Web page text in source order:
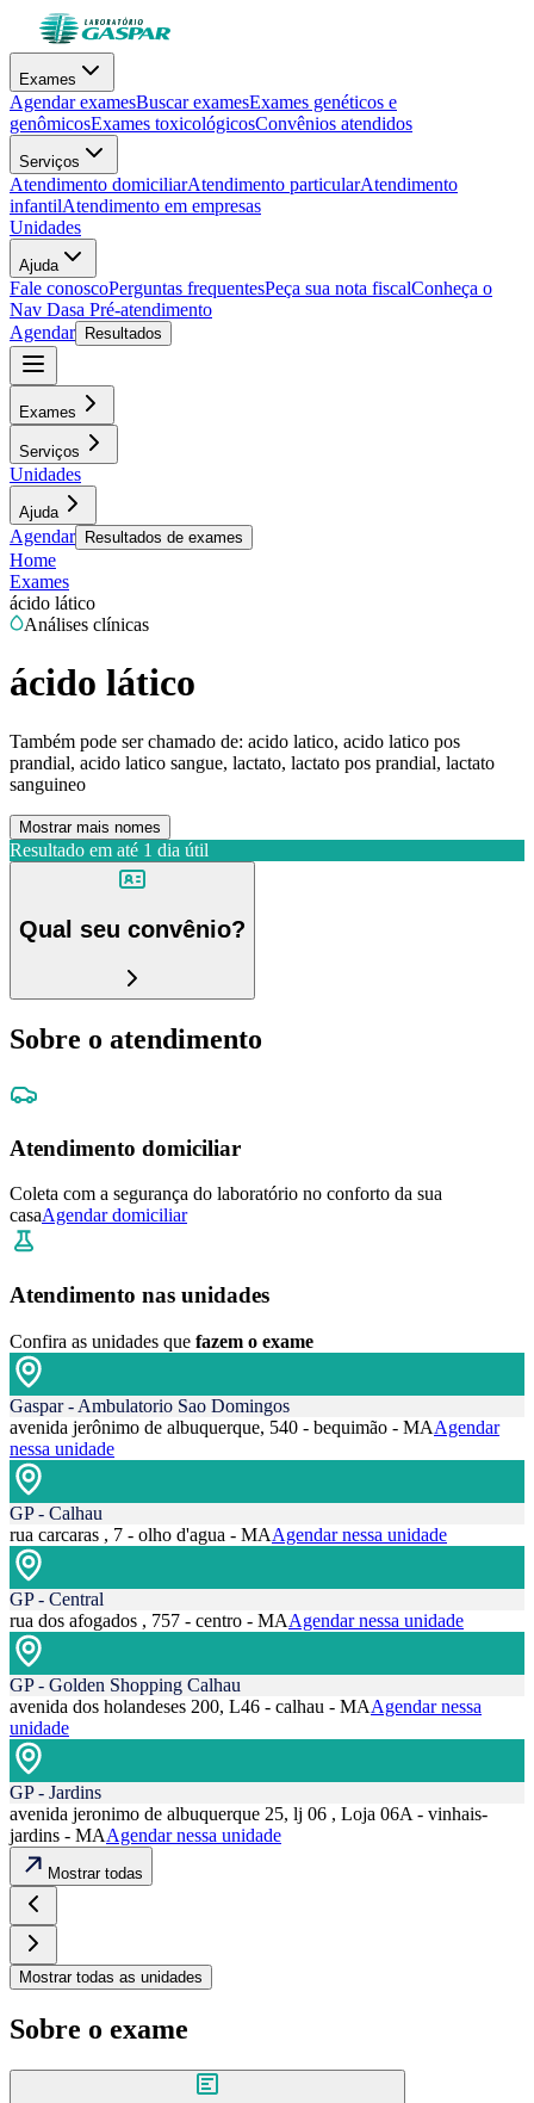
Exames
Agendar examesBuscar examesExames genéticos e
genômicosExames toxicológicosConvênios atendidos
Serviços
Atendimento domiciliarAtendimento particularAtendimento
infantilAtendimento em empresas
Unidades
Ajuda
Fale conoscoPerguntas frequentesPeça sua nota fiscalConheça o
Nav Dasa Pré-atendimento
Agendar
Resultados
Exames
Serviços
Unidades
Ajuda
Agendar Resultados de exames
Home
Exames
ácido lático
Análises clínicas
ácido lático
Também pode ser chamado de: acido latico, acido latico pos
prandial, acido latico sangue, lactato, lactato pos prandial, lactato
sanguineo
Mostrar mais nomes
Resultado em até 1 dia útil
Qual seu convênio?
Sobre o atendimento
Atendimento domiciliar
Coleta com a segurança do laboratório no conforto da sua
casaAgendar domiciliar
Atendimento nas unidades
Confira as unidades que fazem o exame
Gaspar - Ambulatorio Sao Domingos
avenida jerônimo de albuquerque, 540 - bequimão - MAAgendar
nessa unidade
GP - Calhau
rua carcaras , 7 - olho d'agua - MAAgendar nessa unidade
GP - Central
rua dos afogados , 757 - centro - MAAgendar nessa unidade
GP - Golden Shopping Calhau
avenida dos holandeses 200, L46 - calhau - MAAgendar nessa
unidade
GP - Jardins
avenida jeronimo de albuquerque 25, lj 06 , Loja 06A - vinhais-
jardins - MAAgendar nessa unidade
Mostrar todas
Mostrar todas as unidades
Sobre o exame